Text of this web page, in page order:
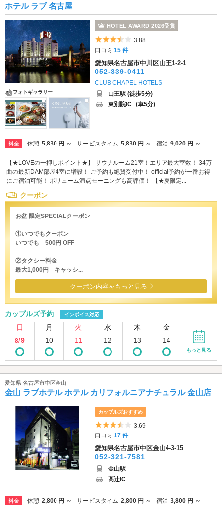
ホテル ラブ 名古屋
フォトギャラリー
HOTEL AWARD 2026受賞
5つ星のうち3.5
3.88
口コミ15 件
愛知県名古屋市中川区山王1-2-1
052-339-0411
CLUB CHAPEL HOTELS
山王駅 (徒歩5分)
東別院IC (車5分)
料金 休憩 5,830 円 ～ サービスタイム 5,830 円 ～ 宿泊 9,020 円 ～
【★LOVEの一押しポイント★】 サウナルーム21室！エリア最大室数！ 34万
曲の最新DAM部屋4室に増設！ ご予約も絶賛受付中！ official予約が一番お得
にご宿泊可能！ ボリューム満点モーニングも高評価！ 【★夏限定...
クーポン
お盆 限定SPECIALクーポン
①いつでもクーポン
いつでも 500円 OFF
②タクシー料金
最大1,000円 キャッシ...
クーポン内容をもっと見る
カップルズ予約 インボイス対応
日 月 火 水 木 金
8/9 10 11 12 13 14
もっと見る
愛知県 名古屋市中区金山
金山 ラブホテル ホテル カリフォルニアナチュラル 金山店
カップルズおすすめ
5つ星のうち3.5
3.69
口コミ17 件
愛知県名古屋市中区金山4-3-15
052-321-7581
金山駅
高辻IC
料金 休憩 2,800 円 ～ サービスタイム 2,800 円 ～ 宿泊 3,800 円 ～